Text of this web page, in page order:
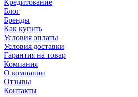
Кредитование
Блог
Бренды
Как купить
Условия оплаты
Условия доставки
Гарантия на товар
Компания
О компании
Отзывы
Контакты